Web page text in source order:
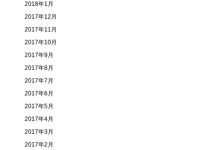
2018年1月
2017年12月
2017年11月
2017年10月
2017年9月
2017年8月
2017年7月
2017年6月
2017年5月
2017年4月
2017年3月
2017年2月